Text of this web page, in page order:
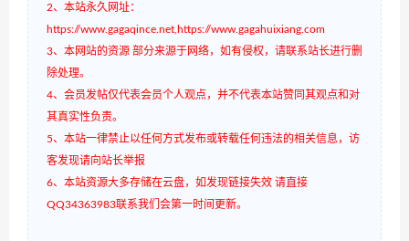
2、本站永久网址：
https://www.gagaqince.net,https://www.gagahuixiang.com
3、本网站的资源 部分来源于网络，如有侵权，请联系站长进行删
除处理。
4、会员发帖仅代表会员个人观点，并不代表本站赞同其观点和对
其真实性负责。
5、本站一律禁止以任何方式发布或转载任何违法的相关信息，访
客发现请向站长举报
6、本站资源大多存储在云盘，如发现链接失效 请直接
QQ34363983联系我们会第一时间更新。